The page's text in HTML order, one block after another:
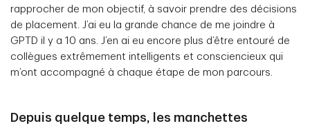
rapprocher de mon objectif, à savoir prendre des décisions
de placement. J’ai eu la grande chance de me joindre à
GPTD il y a 10 ans. J’en ai eu encore plus d’être entouré de
collègues extrêmement intelligents et consciencieux qui
m’ont accompagné à chaque étape de mon parcours.
Depuis quelque temps, les manchettes